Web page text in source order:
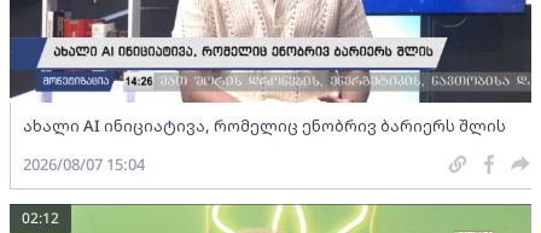
ახალი AI ინიციატივა, რომელიც ენობრივ ბარიერს შლის
2026/08/07 15:04
02:12